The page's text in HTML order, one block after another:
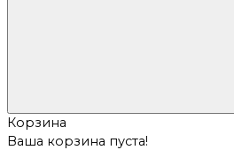
Корзина
Ваша корзина пуста!